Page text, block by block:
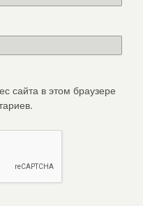
сайта в этом браузере